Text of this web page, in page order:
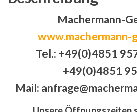
Machermann-
www.machermann-
Tel.: +49(0)4851
+49(0)4851
Mail: